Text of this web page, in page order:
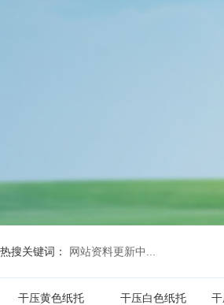
热搜关键词： 网站资料更新中...
干压黄色纸托 干压白色纸托